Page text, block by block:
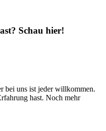
Schau hier!
bei uns ist jeder willkommen.
hast. Noch mehr